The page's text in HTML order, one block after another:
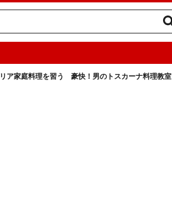
ア家庭料理を習う 豪快！男のトスカーナ料理教室